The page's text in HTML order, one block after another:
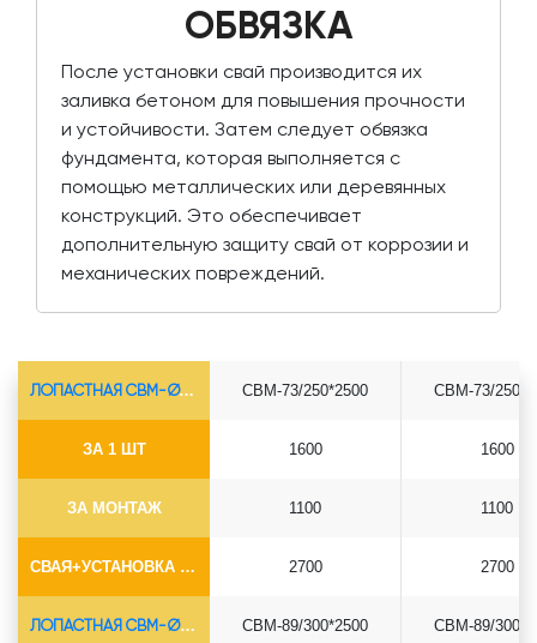
ОБВЯЗКА
После установки свай производится их
заливка бетоном для повышения прочности
и устойчивости. Затем следует обвязка
фундамента, которая выполняется с
помощью металлических или деревянных
конструкций. Это обеспечивает
дополнительную защиту свай от коррозии и
механических повреждений.
ЛОПАСТНАЯ СВМ-Ø73*5.5
ЗА 1 ШТ
ЗА МОНТАЖ
СВАЯ+УСТАНОВКА (БЕЗ ОГОЛОВКА)
СВМ-73/250*2500
1600
1100
2700
СВМ-73/
1600
1100
2700
ЛОПАСТНАЯ СВМ-Ø89*6.5 СВМ-89/300*2500 СВМ-89/